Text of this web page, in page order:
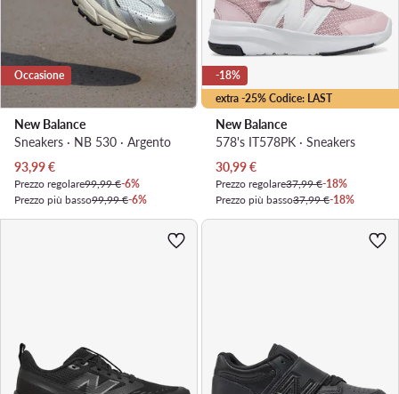
Occasione
New Balance
Sneakers · NB 530 · Argento
Prezzo attuale
93,99€
Prezzo regolare99,99 €-6%
Prezzo più basso99,99 €-6%
extra -25% Codice: LAST
-18%
New Balance
578's IT578PK · Sneakers
Prezzo attuale
30,99€
Prezzo regolare37,99 €-18%
Prezzo più basso37,99 €-18%